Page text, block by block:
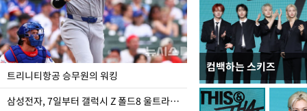
트리니티항공 승무원의 워킹
삼성전자, 7일부터 갤럭시 Z 폴드8 울트라·폴드8·플립8 출시
컴백하는 스키즈
입추 하루 앞둔 전남
폭염